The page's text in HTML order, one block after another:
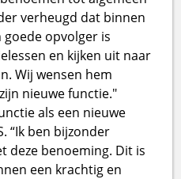
verheugd dat binnen
opvolger is
en kijken uit naar
Wij wensen hem
nieuwe functie."
als een nieuwe
“Ik ben bijzonder
deze benoeming. Dit is
een krachtig en